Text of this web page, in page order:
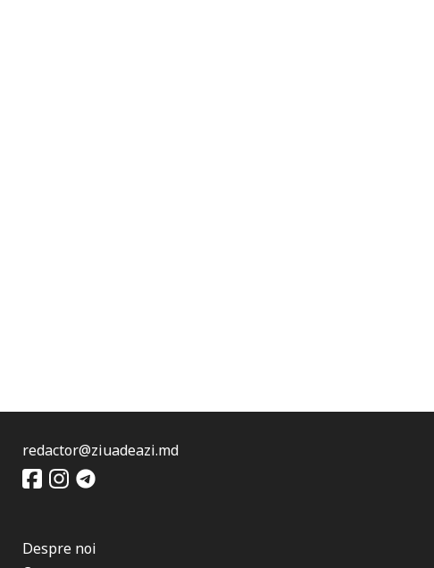
redactor@ziuadeazi.md
Despre noi